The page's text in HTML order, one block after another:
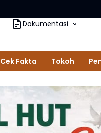
Dokumentasi
Cek Fakta Tokoh